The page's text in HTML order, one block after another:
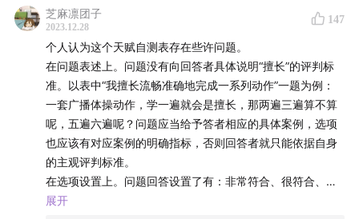
29:049种职业兴趣
35:14RIASEC职业兴趣模式：3字密码的匹配
56:47 大五人格Big Five
01:14:22是追求职业成功，还是职业满足感？
01:34:22选择职业的三个步骤
相关阅读：
「天赋自测」链接
🔗读书笔记｜《做自己擅长的事还是喜欢的》
RIASEC模型:
R现实型:需要实践和技术来执行，达成具体可见的成果，不
太需要他人协作，常见职业:匠人，工程师
I研究型:喜欢进行象征性创造性观察性活动
A艺术型
S社交型
E企业型:借助语言或者其他方式来影响别人做事，可以借助
领导力和说服力
C常规型:偏好以确定有序系统可控的方式来处理数据
将自己偏好的三个领域与岗位所需的三个能力进行对比
芝麻凛团子
2023.12.28
147
个人认为这个天赋自测表存在些许问题。
在问题表述上。问题没有向回答者具体说明“擅长”的评判标
准。以表中“我擅长流畅准确地完成一系列动作”一题为例：
一套广播体操动作，学一遍就会是擅长，那两遍三遍算不算
呢，五遍六遍呢？问题应当给予答者相应的具体案例，选项
也应该有对应案例的明确指标，否则回答者就只能依据自身
的主观评判标准。
在选项设置上。问题回答设置了有：非常符合、很符合、部
分符合、不太符合、完全不符合，五个选项。第一，自我效
展开